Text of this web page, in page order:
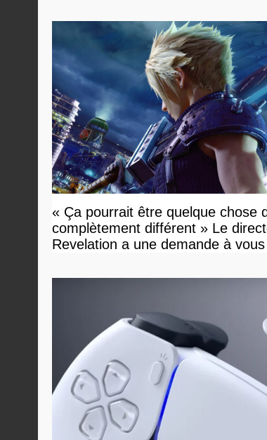
« Ça pourrait être quelque chose
complètement différent » Le
Revelation a une demande à